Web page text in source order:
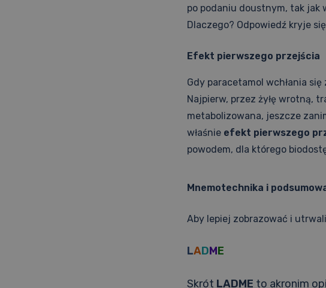
po podaniu doustnym, tak jak
Dlaczego? Odpowiedź kryje
Efekt pierwszego przejścia
Gdy paracetamol wchłania
Najpierw, przez żyłę wrotną,
metabolizowana, jeszcze
właśnie efekt pierwszego
powodem, dla którego
Mnemotechnika i
Aby lepiej zobrazować i
LADME
Skrót LADME to akronim